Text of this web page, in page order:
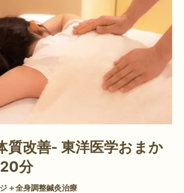
質改善- 東洋医学おまか
分
＋全身調整鍼灸治療